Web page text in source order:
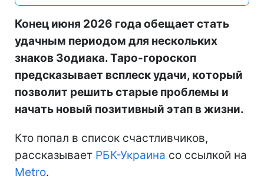
Конец июня 2026 года обещает стать
удачным периодом для нескольких
знаков Зодиака. Таро-гороскоп
предсказывает всплеск удачи, который
позволит решить старые проблемы и
начать новый позитивный этап в жизни.
Кто попал в список счастливчиков,
рассказывает РБК-Украина со ссылкой на
Metro.